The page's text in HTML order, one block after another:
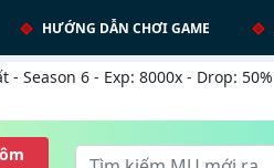
HƯỚNG DẪN CHƠI GAME
- Season 6 - Exp: 8000x - Drop: